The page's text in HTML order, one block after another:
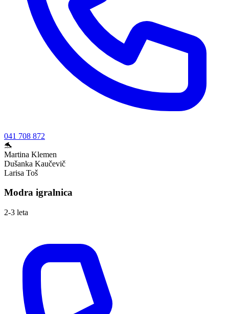
041 708 872
🐬
Martina Klemen
Dušanka Kaučevič
Larisa Toš
Modra igralnica
2-3 leta